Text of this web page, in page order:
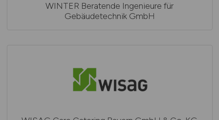
WINTER Beratende Ingenieure für
Gebäudetechnik GmbH